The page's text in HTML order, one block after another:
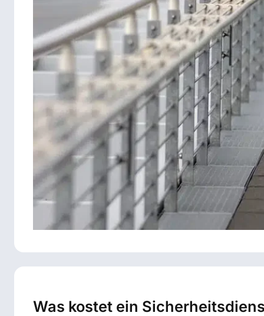
Was kostet ein